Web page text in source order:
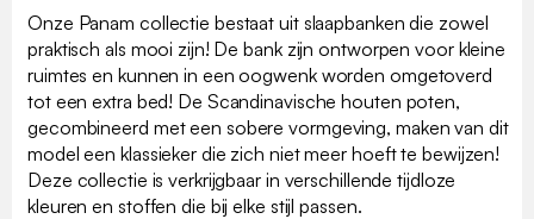
Onze Panam collectie bestaat uit slaapbanken die zowel
praktisch als mooi zijn! De bank zijn ontworpen voor kleine
ruimtes en kunnen in een oogwenk worden omgetoverd
tot een extra bed! De Scandinavische houten poten,
gecombineerd met een sobere vormgeving, maken van dit
model een klassieker die zich niet meer hoeft te bewijzen!
Deze collectie is verkrijgbaar in verschillende tijdloze
kleuren en stoffen die bij elke stijl passen.